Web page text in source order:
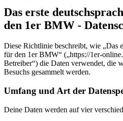
Das erste
den 1er BMW -
Diese Richtlinie beschreibt, wie „Das
für den 1er BMW“ („https://1er-
Betreiber“) die Daten verwendet, die
Besuchs gesammelt werden.
Umfang und Art der
Deine Daten werden auf vier